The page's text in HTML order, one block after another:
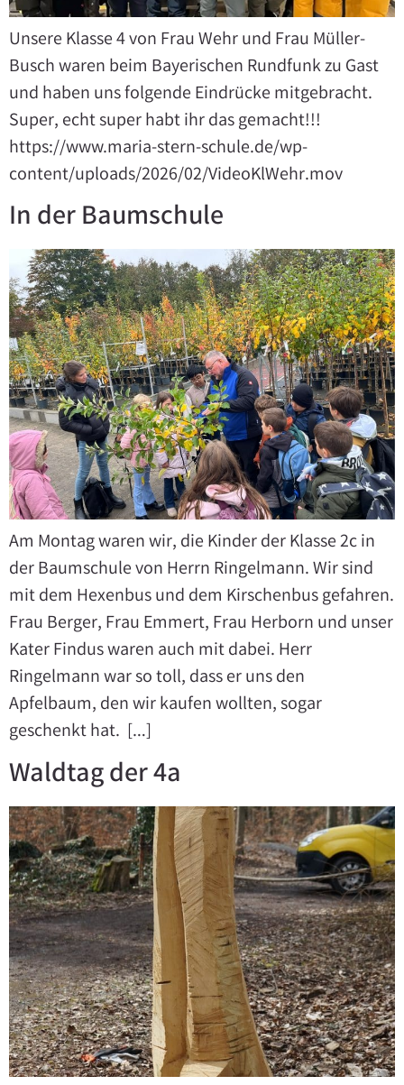
Unsere Klasse 4 von Frau Wehr und Frau Müller-
Busch waren beim Bayerischen Rundfunk zu Gast
und haben uns folgende Eindrücke mitgebracht.
Super, echt super habt ihr das gemacht!!!
https://www.maria-stern-schule.de/wp-
content/uploads/2026/02/VideoKlWehr.mov
In der Baumschule
Am Montag waren wir, die Kinder der Klasse 2c in
der Baumschule von Herrn Ringelmann. Wir sind
mit dem Hexenbus und dem Kirschenbus gefahren.
Frau Berger, Frau Emmert, Frau Herborn und unser
Kater Findus waren auch mit dabei. Herr
Ringelmann war so toll, dass er uns den
Apfelbaum, den wir kaufen wollten, sogar
geschenkt hat. […]
Waldtag der 4a